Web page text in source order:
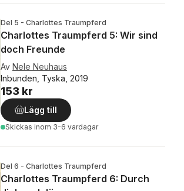
Del 5 - Charlottes Traumpferd
Charlottes Traumpferd 5: Wir sind
doch Freunde
Av Nele Neuhaus
Inbunden, Tyska, 2019
153 kr
Lägg till
Skickas inom 3-6 vardagar
Del 6 - Charlottes Traumpferd
Charlottes Traumpferd 6: Durch